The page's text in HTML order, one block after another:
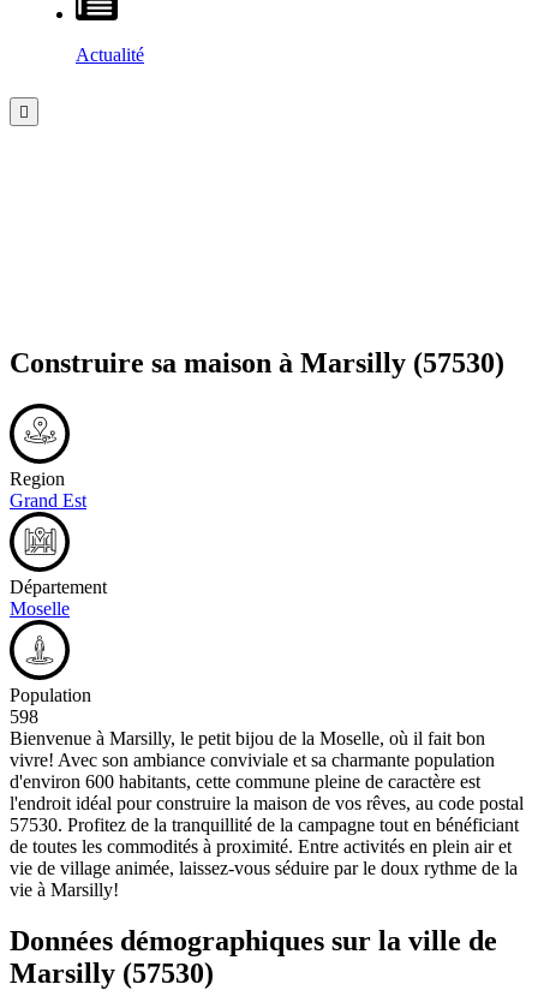
Actualité
Construire sa maison à Marsilly (57530)
Region
Grand Est
Département
Moselle
Population
598
Bienvenue à Marsilly, le petit bijou de la Moselle, où il fait bon
vivre! Avec son ambiance conviviale et sa charmante population
d'environ 600 habitants, cette commune pleine de caractère est
l'endroit idéal pour construire la maison de vos rêves, au code postal
57530. Profitez de la tranquillité de la campagne tout en bénéficiant
de toutes les commodités à proximité. Entre activités en plein air et
vie de village animée, laissez-vous séduire par le doux rythme de la
vie à Marsilly!
Données démographiques sur la ville de
Marsilly (57530)